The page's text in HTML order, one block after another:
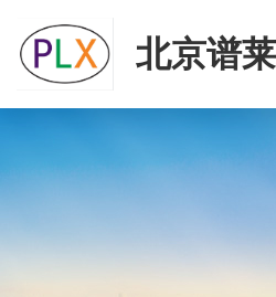
北京谱